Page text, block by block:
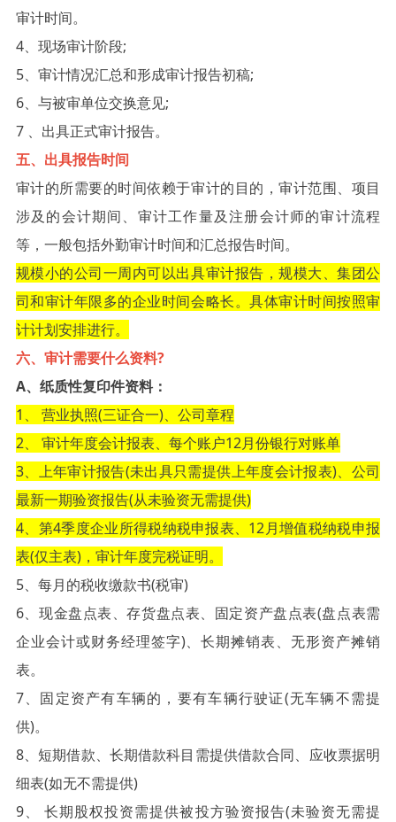
审计时间。
4、现场审计阶段;
5、审计情况汇总和形成审计报告初稿;
6、与被审单位交换意见;
7 、出具正式审计报告。
五、出具报告时间
审计的所需要的时间依赖于审计的目的，审计范围、项目
涉及的会计期间、审计工作量及注册会计师的审计流程
等，一般包括外勤审计时间和汇总报告时间。
规模小的公司一周内可以出具审计报告，规模大、集团公
司和审计年限多的企业时间会略长。具体审计时间按照审
计计划安排进行。
六、审计需要什么资料?
A、纸质性复印件资料：
1、 营业执照(三证合一)、公司章程
2、 审计年度会计报表、每个账户12月份银行对账单
3、上年审计报告(未出具只需提供上年度会计报表)、公司
最新一期验资报告(从未验资无需提供)
4、第4季度企业所得税纳税申报表、12月增值税纳税申报
表(仅主表)，审计年度完税证明。
5、每月的税收缴款书(税审)
6、现金盘点表、存货盘点表、固定资产盘点表(盘点表需
企业会计或财务经理签字)、长期摊销表、无形资产摊销
表。
7、固定资产有车辆的，要有车辆行驶证(无车辆不需提
供)。
8、短期借款、长期借款科目需提供借款合同、应收票据明
细表(如无不需提供)
9、 长期股权投资需提供被投方验资报告(未验资无需提